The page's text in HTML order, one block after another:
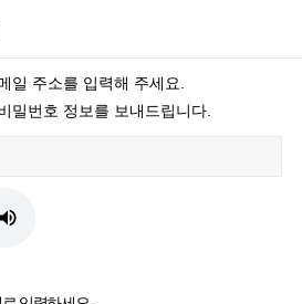
일 주소를 입력해 주세요.
밀번호 정보를 보내드립니다.